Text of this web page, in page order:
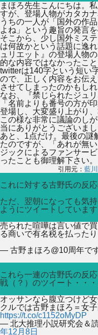
まほろ先生こんにちは。
すが、登場人物がカタカ
うちの一人が「国外の作
よね」という趣旨の発言を
そこから、少し国外ミス
は何故かという話題に逸
ュリエット』の登場人物
的な内容ではなかったこ
twitterは140字という短い
ので、正しく内容をお伝
させてしまったのかもし
なお、『禁じられたジュ
「名前よりも番号の方が
登場し、大変盛り上がり
この様な非常に議論のし
当にありがとうございまし
あと、1点だけ。最後の謎
たのですが、「あれが無
ジックによるファンサー
ったことも御理解下さい。
引用元： 藍
これに対する古野氏の反応
ただ、翌朝になっても気
ようにツイートしています
売られた喧嘩は言い値で
る商いで有名税を払った
— 古野まほろ@10周年で
これら一連の古野氏の反
戦（？）のツイート・・・
オッサンなら腹立つけど
クルでは古野まほろ＝女
https://t.co/c1152oMyDP
— 北大推理小説研究会＆
年12月8日